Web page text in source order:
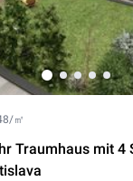
㎡
Traumhaus mit 4